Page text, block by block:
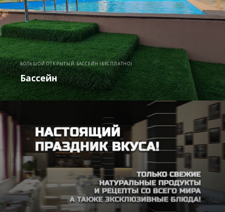
БОЛЬШОЙ ОТКРЫТЫЙ БАССЕЙН (БЕСПЛАТНО)
Бассейн